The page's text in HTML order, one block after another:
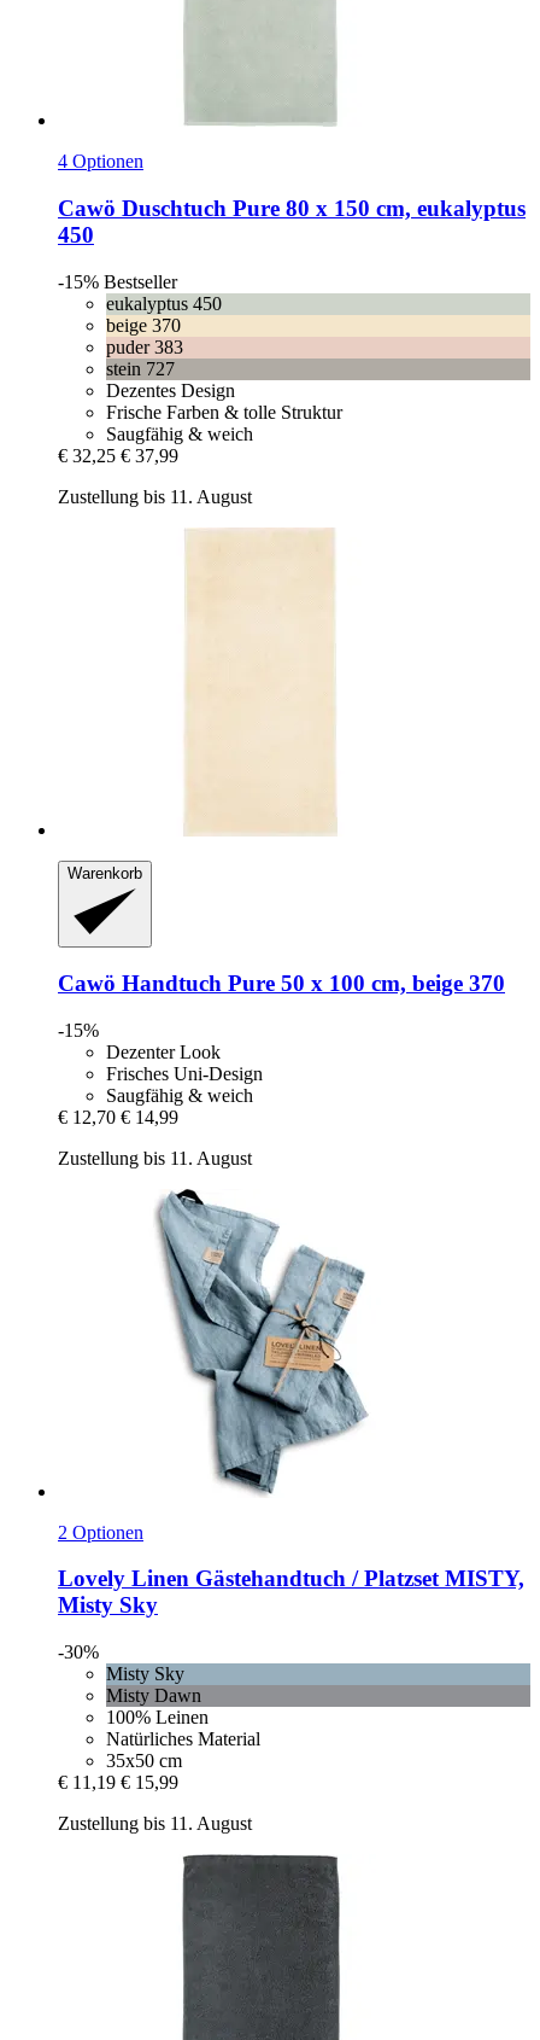
4 Optionen
Cawö Duschtuch Pure 80 x 150 cm, eukalyptus
450
-15% Bestseller
eukalyptus 450
beige 370
puder 383
stein 727
Dezentes Design
Frische Farben & tolle Struktur
Saugfähig & weich
€ 32,25 € 37,99
Zustellung bis 11. August
Warenkorb
Cawö Handtuch Pure 50 x 100 cm, beige 370
-15%
Dezenter Look
Frisches Uni-Design
Saugfähig & weich
€ 12,70 € 14,99
Zustellung bis 11. August
2 Optionen
Lovely Linen Gästehandtuch / Platzset MISTY,
Misty Sky
-30%
Misty Sky
Misty Dawn
100% Leinen
Natürliches Material
35x50 cm
€ 11,19 € 15,99
Zustellung bis 11. August